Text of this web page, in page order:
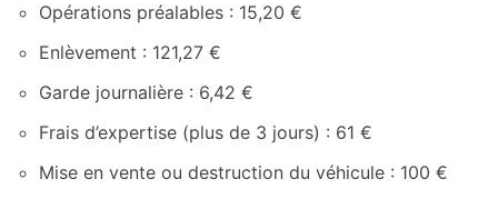
Opérations préalables : 15,20 €
Enlèvement : 121,27 €
Garde journalière : 6,42 €
Frais d’expertise (plus de 3 jours) : 61 €
Mise en vente ou destruction du véhicule : 100 €